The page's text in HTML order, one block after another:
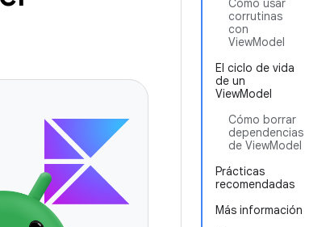
Cómo usar
corrutinas
con
ViewModel
El ciclo de vida
de un
ViewModel
Cómo borrar
dependencias
de ViewModel
Prácticas
recomendadas
Más información